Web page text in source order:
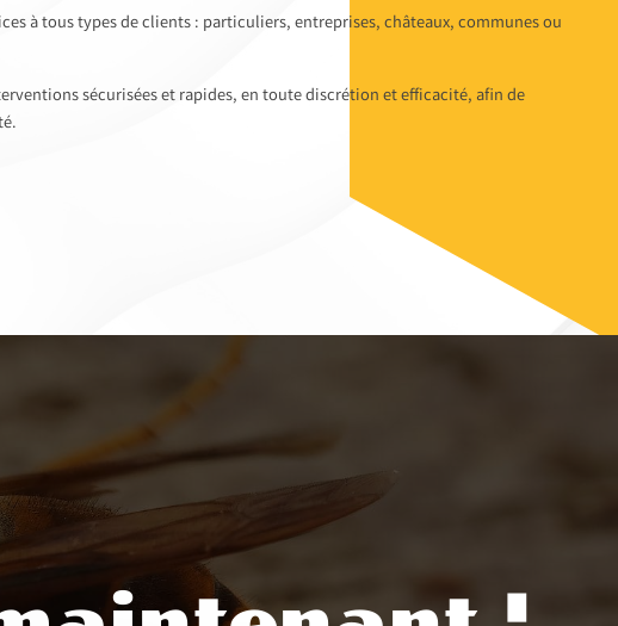
à tous types de clients : particuliers, entreprises, châteaux, communes ou
sécurisées et rapides, en toute discrétion et efficacité, afin de